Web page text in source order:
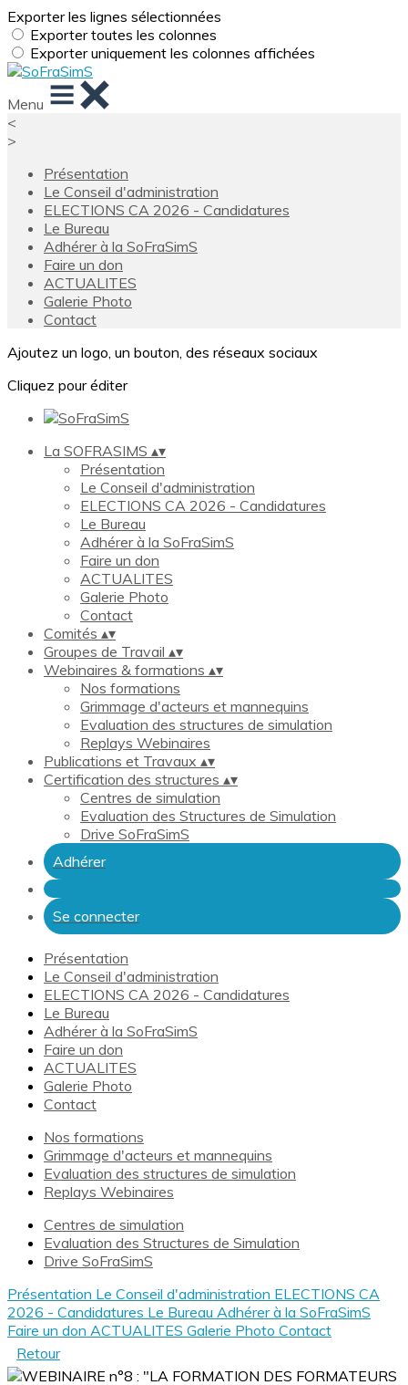
Exporter les lignes sélectionnées
Exporter toutes les colonnes
Exporter uniquement les colonnes affichées
Menu
<
>
Présentation
Le Conseil d'administration
ELECTIONS CA 2026 - Candidatures
Le Bureau
Adhérer à la SoFraSimS
Faire un don
ACTUALITES
Galerie Photo
Contact
Ajoutez un logo, un bouton, des réseaux sociaux
Cliquez pour éditer
La SOFRASIMS ▴▾
Présentation
Le Conseil d'administration
ELECTIONS CA 2026 - Candidatures
Le Bureau
Adhérer à la SoFraSimS
Faire un don
ACTUALITES
Galerie Photo
Contact
Comités ▴▾
Groupes de Travail ▴▾
Webinaires & formations ▴▾
Nos formations
Grimmage d'acteurs et mannequins
Evaluation des structures de simulation
Replays Webinaires
Publications et Travaux ▴▾
Certification des structures ▴▾
Centres de simulation
Evaluation des Structures de Simulation
Drive SoFraSimS
Adhérer
Se connecter
Présentation
Le Conseil d'administration
ELECTIONS CA 2026 - Candidatures
Le Bureau
Adhérer à la SoFraSimS
Faire un don
ACTUALITES
Galerie Photo
Contact
Nos formations
Grimmage d'acteurs et mannequins
Evaluation des structures de simulation
Replays Webinaires
Centres de simulation
Evaluation des Structures de Simulation
Drive SoFraSimS
Présentation Le Conseil d'administration ELECTIONS CA
2026 - Candidatures Le Bureau Adhérer à la SoFraSimS
Faire un don ACTUALITES Galerie Photo Contact
Retour